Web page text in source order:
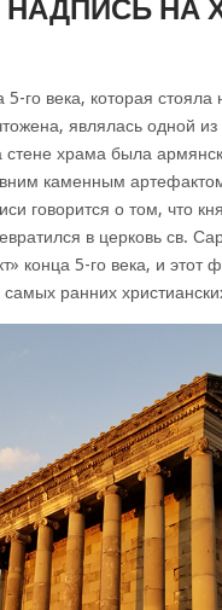
НА
5-го века, которая
являлась одной
стене храма была
каменным
говорится о том, что
в церковь св.
конца 5-го века, и этот
самых ранних